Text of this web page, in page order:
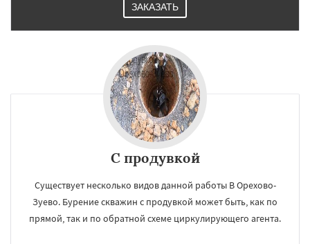
ЗАКАЗАТЬ
С продувкой
Существует несколько видов данной работы В Орехово-
Зуево. Бурение скважин с продувкой может быть, как по
прямой, так и по обратной схеме циркулирующего агента.